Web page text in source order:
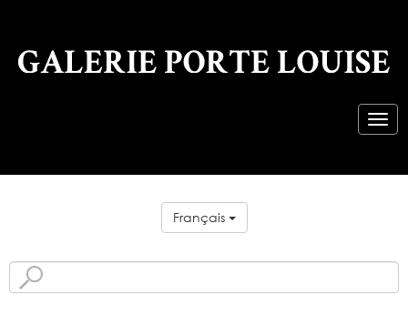
Français